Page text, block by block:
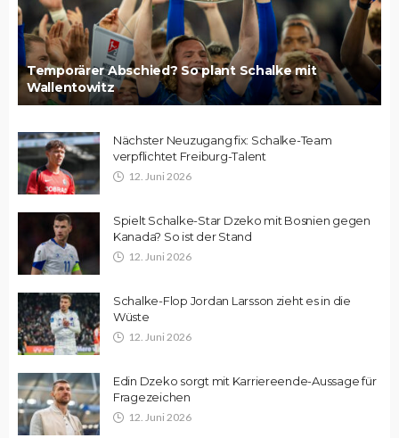
Temporärer Abschied? So plant Schalke mit
Wallentowitz
Nächster Neuzugang fix: Schalke-Team
verpflichtet Freiburg-Talent
12. Juni 2026
Spielt Schalke-Star Dzeko mit Bosnien gegen
Kanada? So ist der Stand
12. Juni 2026
Schalke-Flop Jordan Larsson zieht es in die
Wüste
12. Juni 2026
Edin Dzeko sorgt mit Karriereende-Aussage für
Fragezeichen
12. Juni 2026